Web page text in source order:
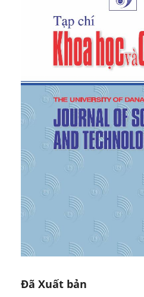
Ru, J. Kleissl, and S.
Determination for Grid-
Systems”,IEEE
Jan. 2013, vol. 4, no. 1,
[6]Telaretti, E.; Ippolito,
Operating Strategy of
Storages for Energy
Pricing Tariffs”,Energies
Faqiry, L. Edmonds, H.
Wu, “Transactive-
Distributed Electrical
Constraints”,Energies,
[8]Hashemi, J.
Scenario-Based
Capacity Determination
Penetration”,IEEE
5, no. 3, pp. 1514–1522.
[9]
Ansari, D. Shi, R.
“Economic analysis,
IEEE/PES Transmission
Đã Xuất bản